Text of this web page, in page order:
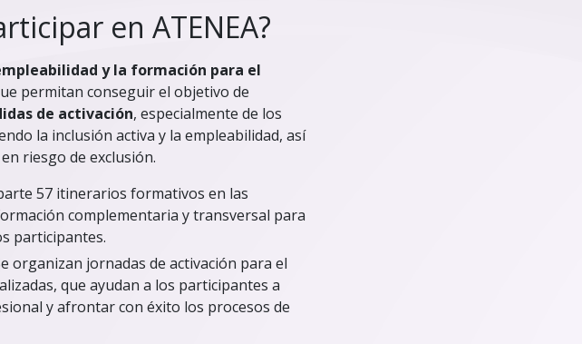
en ATENEA?
y la formación para el
permitan conseguir el objetivo de
de activación, especialmente de los
la inclusión activa y la empleabilidad, así
riesgo de exclusión.
57 itinerarios formativos en las
complementaria y transversal para
participantes.
organizan jornadas de activación para el
que ayudan a los participantes a
y afrontar con éxito los procesos de